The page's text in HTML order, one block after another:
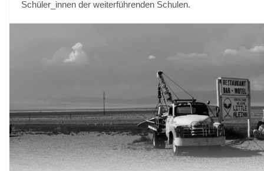
Schüler_innen der weiterführenden Schulen.